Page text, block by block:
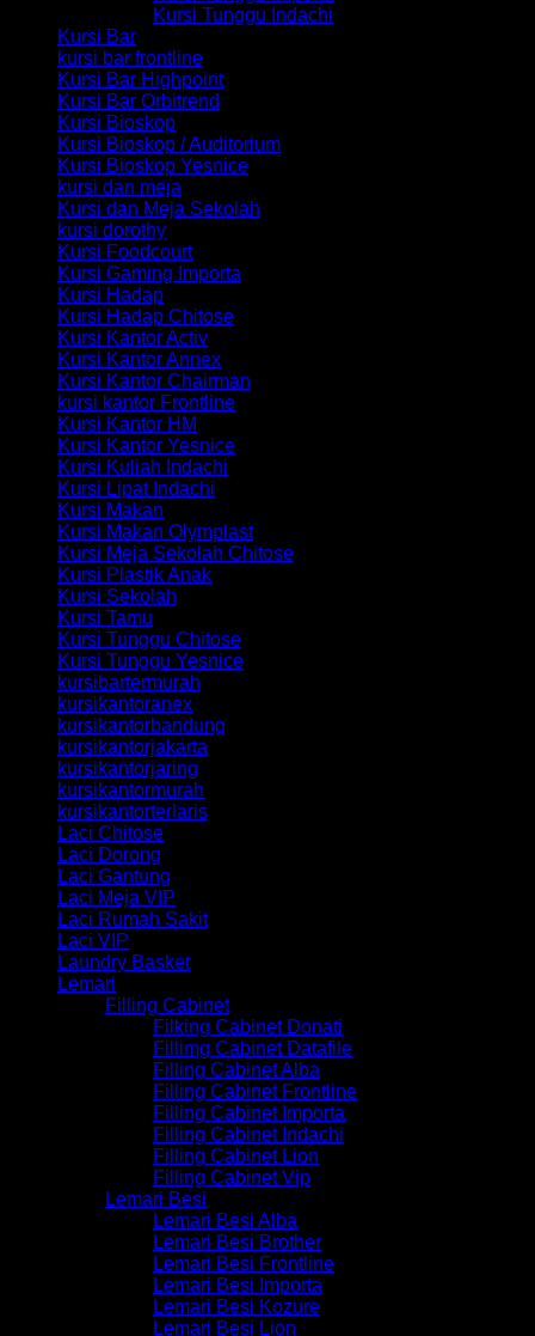
Kursi Tunggu Indachi
Kursi Bar
kursi bar frontline
Kursi Bar Highpoint
Kursi Bar Orbitrend
Kursi Bioskop
Kursi Bioskop / Auditorium
Kursi Bioskop Yesnice
kursi dan meja
Kursi dan Meja Sekolah
kursi dorothy
Kursi Foodcourt
Kursi Gaming Importa
Kursi Hadap
Kursi Hadap Chitose
Kursi Kantor Activ
Kursi Kantor Annex
Kursi Kantor Chairman
kursi kantor Frontline
Kursi Kantor HM
Kursi Kantor Yesnice
Kursi Kuliah Indachi
Kursi Lipat Indachi
Kursi Makan
Kursi Makan Olymplast
Kursi Meja Sekolah Chitose
Kursi Plastik Anak
Kursi Sekolah
Kursi Tamu
Kursi Tunggu Chitose
Kursi Tunggu Yesnice
kursibartermurah
kursikantoranex
kursikantorbandung
kursikantorjakarta
kursikantorjaring
kursikantormurah
kursikantorterlaris
Laci Chitose
Laci Dorong
Laci Gantung
Laci Meja VIP
Laci Rumah Sakit
Laci VIP
Laundry Basket
Lemari
Filling Cabinet
Filking Cabinet Donati
Fillimg Cabinet Datafile
Filling Cabinet Alba
Filling Cabinet Frontline
Filling Cabinet Importa
Filling Cabinet Indachi
Filling Cabinet Lion
Filling Cabinet Vip
Lemari Besi
Lemari Besi Alba
Lemari Besi Brother
Lemari Besi Frontline
Lemari Besi Importa
Lemari Besi Kozure
Lemari Besi Lion